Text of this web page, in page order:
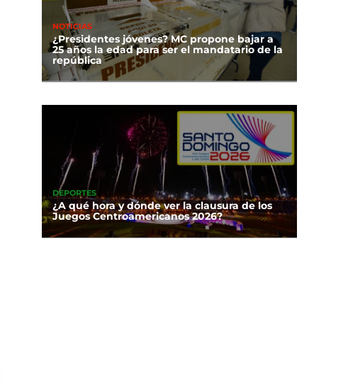
NOTICIAS
¿Presidentes jóvenes? MC propone bajar a
25 años la edad para ser el mandatario de la
república
DEPORTES
¿A qué hora y dónde ver la clausura de los
Juegos Centroamericanos 2026?